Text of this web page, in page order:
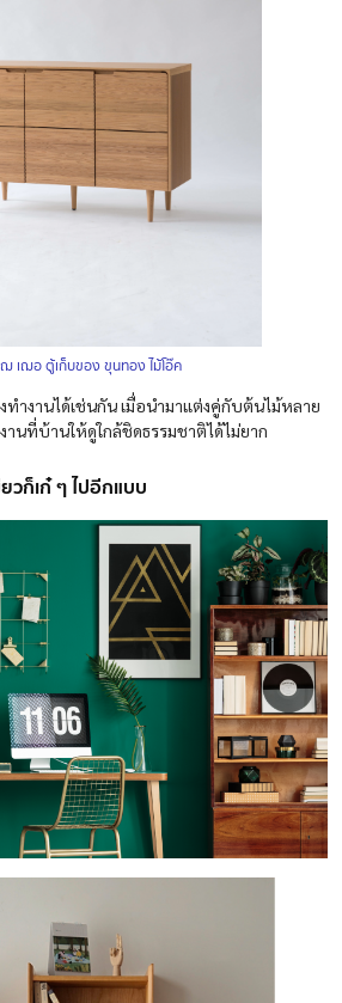
ฌ เฌอ ตู้เก็บของ ขุนทอง ไม้โอ๊ค
ทำงานได้เช่นกัน เมื่อนำมาแต่งคู่กับต้นไม้หลาย
นที่บ้านให้ดูใกล้ชิดธรรมชาติได้ไม่ยาก
วก็เก๋ ๆ ไปอีกแบบ